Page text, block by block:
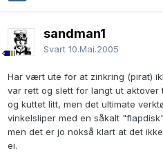
sandman1
Svart 10.Mai.2005
Har vært ute for at zinkring (pirat)
var rett og slett for langt ut
og kuttet litt, men det ultimate
vinkelsliper med en såkalt
men det er jo nokså klart at det
ei.